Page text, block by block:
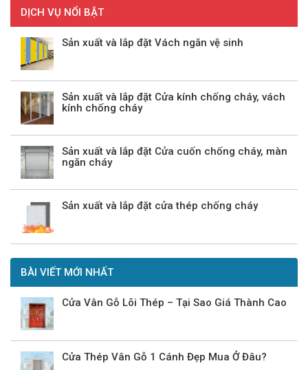
DỊCH VỤ NỔI BẬT
Sản xuất và lắp đặt Vách ngăn vệ sinh
Sản xuất và lắp đặt Cửa kính chống cháy, vách
kính chống cháy
Sản xuất và lắp đặt Cửa cuốn chống cháy, màn
ngăn cháy
Sản xuất và lắp đặt cửa thép chống cháy
BÀI VIẾT MỚI NHẤT
Cửa Vân Gỗ Lõi Thép – Tại Sao Giá Thành Cao
Cửa Thép Vân Gỗ 1 Cánh Đẹp Mua Ở Đâu?